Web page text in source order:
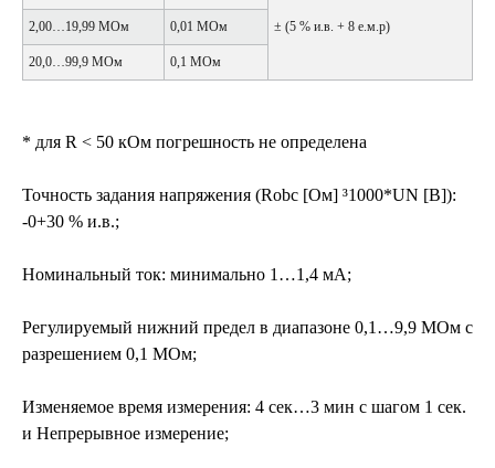
± (5 % и.в. + 8 е.м.р)
2,00…19,99 МОм 0,01 МОм
20,0…99,9 МОм 0,1 МОм
* для R < 50 кОм погрешность не определена
Точность задания напряжения (Robc [Ом] ³1000*UN [В]):
-0+30 % и.в.;
Номинальный ток: минимально 1…1,4 мА;
Регулируемый нижний предел в диапазоне 0,1…9,9 MОм с
разрешением 0,1 MОм;
Изменяемое время измерения: 4 сек…3 мин с шагом 1 сек.
и Непрерывное измерение;